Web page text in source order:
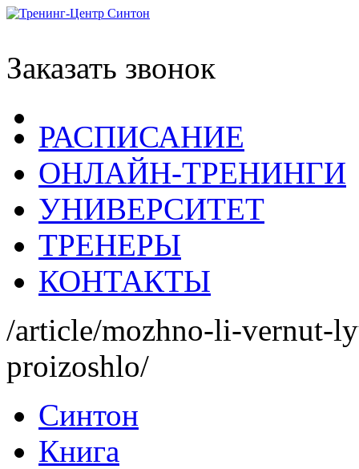
Заказать звонок
РАСПИСАНИЕ
ОНЛАЙН-ТРЕНИНГИ
УНИВЕРСИТЕТ
ТРЕНЕРЫ
КОНТАКТЫ
/article/mozhno-li-vernut-
proizoshlo/
Синтон
Книга